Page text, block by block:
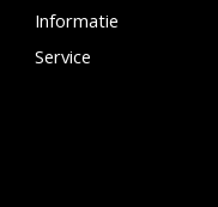
Informatie
Service